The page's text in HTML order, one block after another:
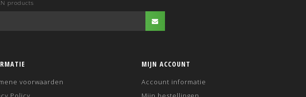
products
voorwaarden
MIJN ACCOUNT
Account informatie